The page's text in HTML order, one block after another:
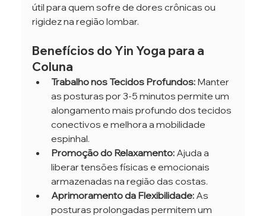
útil para quem sofre de dores crônicas ou
rigidez na região lombar.
Benefícios do Yin Yoga para a
Coluna
Trabalho nos Tecidos Profundos: Manter
as posturas por 3-5 minutos permite um
alongamento mais profundo dos tecidos
conectivos e melhora a mobilidade
espinhal.
Promoção do Relaxamento: Ajuda a
liberar tensões físicas e emocionais
armazenadas na região das costas.
Aprimoramento da Flexibilidade: As
posturas prolongadas permitem um